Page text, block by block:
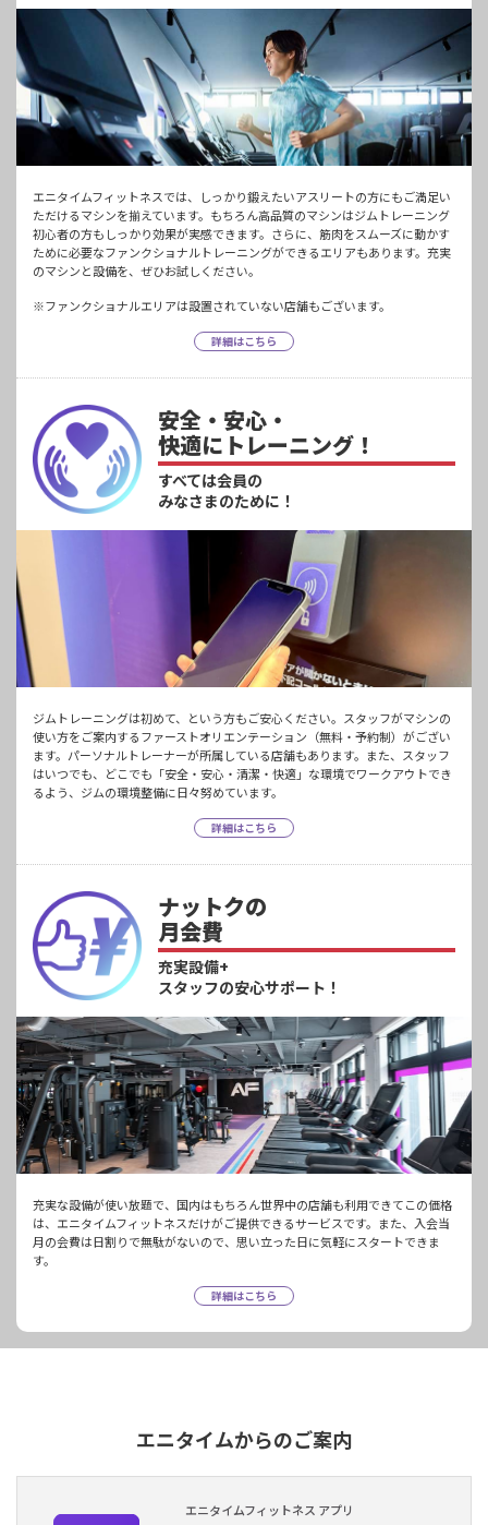
エニタイムフィットネスでは、しっかり鍛えたいアスリートの方にもご満足い
ただけるマシンを揃えています。もちろん高品質のマシンはジムトレーニング
初心者の方もしっかり効果が実感できます。さらに、筋肉をスムーズに動かす
ために必要なファンクショナルトレーニングができるエリアもあります。充実
のマシンと設備を、ぜひお試しください。
※ファンクショナルエリアは設置されていない店舗もございます。
詳細はこちら
安全・安心・
快適にトレーニング！
すべては会員の
みなさまのために！
ジムトレーニングは初めて、という方もご安心ください。スタッフがマシンの
使い方をご案内するファーストオリエンテーション（無料・予約制）がござい
ます。パーソナルトレーナーが所属している店舗もあります。また、スタッフ
はいつでも、どこでも「安全・安心・清潔・快適」な環境でワークアウトでき
るよう、ジムの環境整備に日々努めています。
詳細はこちら
ナットクの
月会費
充実設備+
スタッフの安心サポート！
充実な設備が使い放題で、国内はもちろん世界中の店舗も利用できてこの価格
は、エニタイムフィットネスだけがご提供できるサービスです。また、入会当
月の会費は日割りで無駄がないので、思い立った日に気軽にスタートできま
す。
詳細はこちら
エニタイムからのご案内
エニタイムフィットネス アプリ